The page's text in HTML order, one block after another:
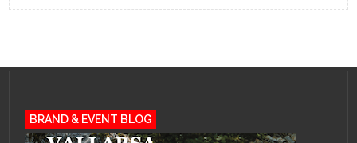
BRAND & EVENT BLOG